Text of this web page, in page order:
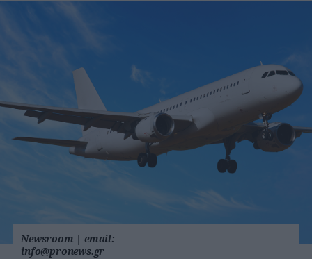
Newsroom | email:
info@pronews.gr